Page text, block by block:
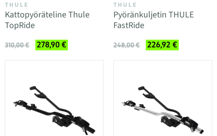
THULE
Kattopyöräteline Thule
TopRide
310,00 € 278,90 €
THULE
Pyöränkuljetin THULE
FastRide
248,00 € 226,92 €